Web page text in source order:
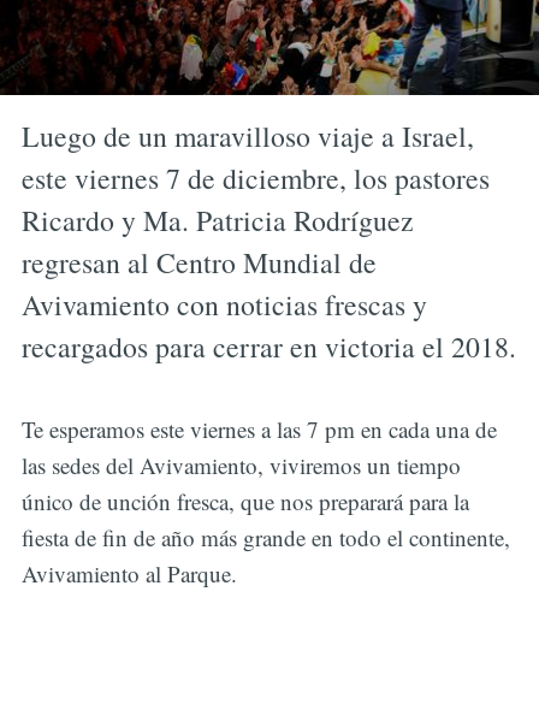
Luego de un maravilloso viaje a Israel,
este viernes 7 de diciembre, los pastores
Ricardo y Ma. Patricia Rodríguez
regresan al Centro Mundial de
Avivamiento con noticias frescas y
recargados para cerrar en victoria el 2018.
Te esperamos este viernes a las 7 pm en cada una de
las sedes del Avivamiento, viviremos un tiempo
único de unción fresca, que nos preparará para la
fiesta de fin de año más grande en todo el continente,
Avivamiento al Parque.